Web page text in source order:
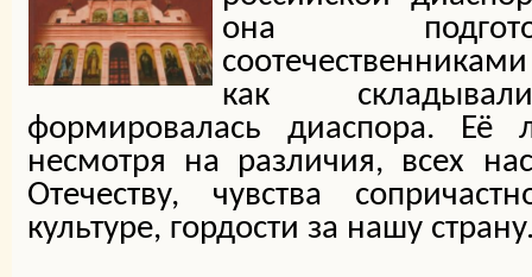
она
как
формировалась диаспора. Её
несмотря на различия, всех
Отечеству, чувства
культуре, гордости за нашу